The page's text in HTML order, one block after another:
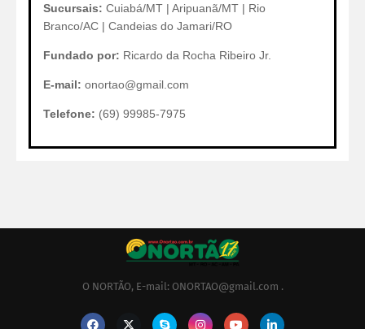
Sucursais: Cuiabá/MT | Aripuanã/MT | Rio
Branco/AC | Candeias do Jamari/RO
Fundado por: Ricardo da Rocha Ribeiro Jr.
E-mail: onortao@gmail.com
Telefone: (69) 99985-7975
O NORTÃO, E-mail: ONORTAO@gmail.com .